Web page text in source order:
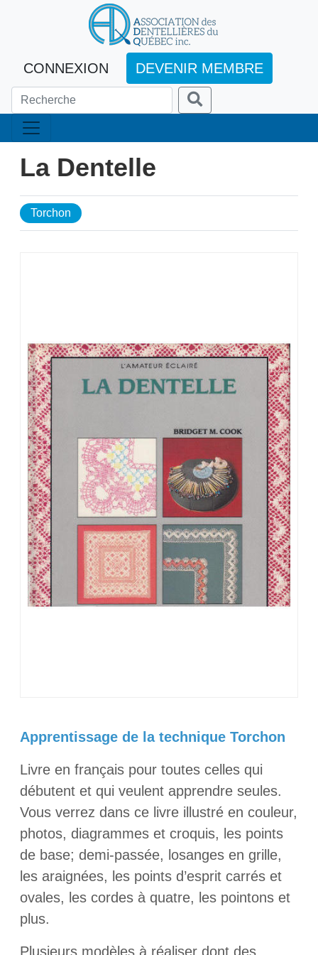
CONNEXION DEVENIR MEMBRE
La Dentelle
Torchon
Apprentissage de la technique Torchon
Livre en français pour toutes celles qui
débutent et qui veulent apprendre seules.
Vous verrez dans ce livre illustré en couleur,
photos, diagrammes et croquis, les points
de base; demi-passée, losanges en grille,
les araignées, les points d’esprit carrés et
ovales, les cordes à quatre, les pointons et
plus.
Plusieurs modèles à réaliser dont des